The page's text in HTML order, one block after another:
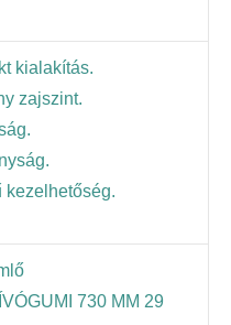
kialakítás.
zajszint.
kezelhetőség.
730 MM 29